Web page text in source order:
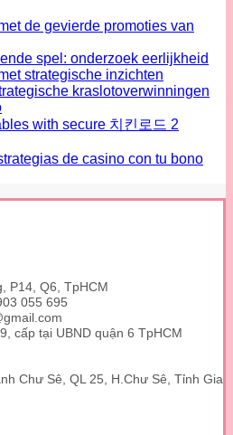
de gevierde promoties van
spel: onderzoek eerlijkheid
strategische inzichten
kraslotoverwinningen
with secure 치킨로드 2
de casino con tu bono
P14, Q6, TpHCM
055 695
cấp tại UBND quận 6 TpHCM
Chư Sê, QL 25, H.Chư Sê, Tỉnh Gia